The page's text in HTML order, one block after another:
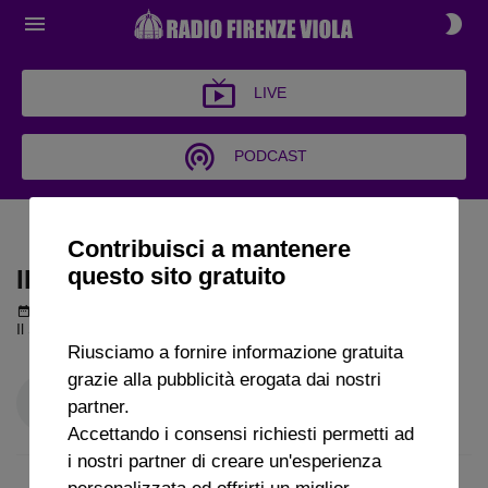
LIVE
PODCAST
IL SALOTTO DELLO SPORT
IL SALOTTO DELLO SPORT
Il Salotto dello Sport puntata del 14 09 2024
Contribuisci a mantenere
questo sito gratuito
Riusciamo a fornire informazione gratuita
grazie alla pubblicità erogata dai nostri
partner.
Accettando i consensi richiesti permetti ad
i nostri partner di creare un'esperienza